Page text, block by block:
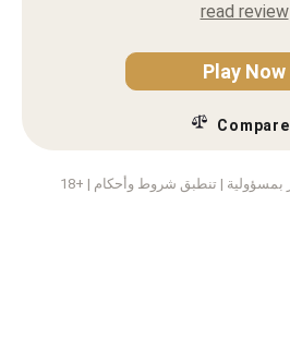
read review
Play Now